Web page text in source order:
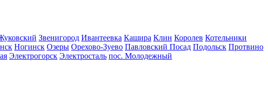
Звенигород Ивантеевка Кашира Клин Королев Котельники
Ногинск Озеры Орехово-Зуево Павловский Посад Подольск Протвино
Электрогорск Электросталь пос. Молодежный